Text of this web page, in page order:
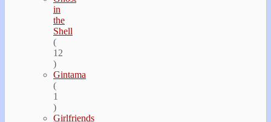
in
the
Shell
(
12
)
Gintama
(
1
)
Girlfriends